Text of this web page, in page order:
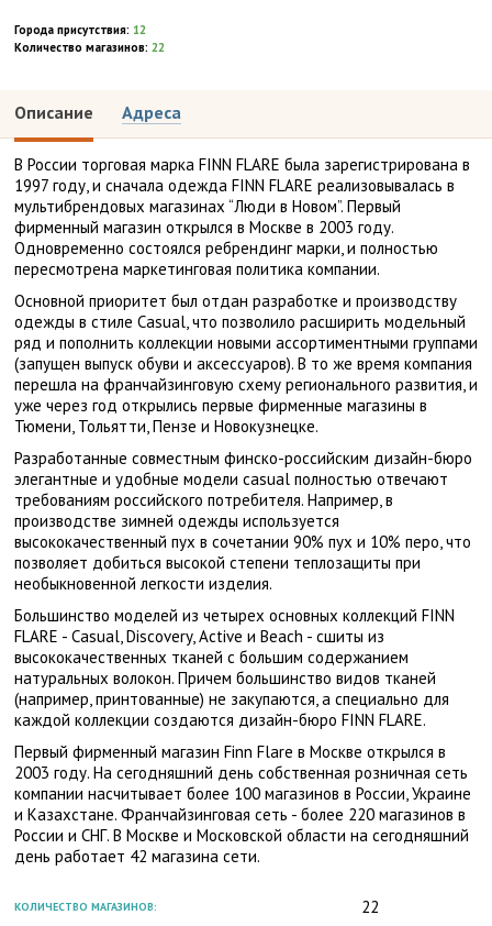
Города присутствия: 12
Количество магазинов: 22
Описание Адреса
В России торговая марка FINN FLARE была зарегистрирована в
1997 году, и сначала одежда FINN FLARE реализовывалась в
мультибрендовых магазинах “Люди в Новом”. Первый
фирменный магазин открылся в Москве в 2003 году.
Одновременно состоялся ребрендинг марки, и полностью
пересмотрена маркетинговая политика компании.
Основной приоритет был отдан разработке и производству
одежды в стиле Casual, что позволило расширить модельный
ряд и пополнить коллекции новыми ассортиментными группами
(запущен выпуск обуви и аксессуаров). В то же время компания
перешла на франчайзинговую схему регионального развития, и
уже через год открылись первые фирменные магазины в
Тюмени, Тольятти, Пензе и Новокузнецке.
Разработанные совместным финско-российским дизайн-бюро
элегантные и удобные модели casual полностью отвечают
требованиям российского потребителя. Например, в
производстве зимней одежды используется
высококачественный пух в сочетании 90% пух и 10% перо, что
позволяет добиться высокой степени теплозащиты при
необыкновенной легкости изделия.
Большинство моделей из четырех основных коллекций FINN
FLARE - Casual, Discovery, Active и Beach - сшиты из
высококачественных тканей с большим содержанием
натуральных волокон. Причем большинство видов тканей
(например, принтованные) не закупаются, а специально для
каждой коллекции создаются дизайн-бюро FINN FLARE.
Первый фирменный магазин Finn Flare в Москве открылся в
2003 году. На сегодняшний день собственная розничная сеть
компании насчитывает более 100 магазинов в России, Украине
и Казахстане. Франчайзинговая сеть - более 220 магазинов в
России и СНГ. В Москве и Московской области на сегодняшний
день работает 42 магазина сети.
КОЛИЧЕСТВО МАГАЗИНОВ: 22